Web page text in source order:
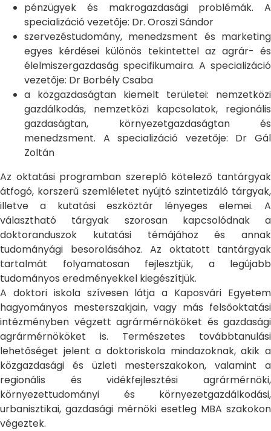
pénzügyek és makrogazdasági problémák. A
specializáció vezetője: Dr. Oroszi Sándor
szervezéstudomány, menedzsment és marketing
egyes kérdései különös tekintettel az agrár- és
élelmiszergazdaság specifikumaira. A specializáció
vezetője: Dr Borbély Csaba
a közgazdaságtan kiemelt területei: nemzetközi
gazdálkodás, nemzetközi kapcsolatok, regionális
gazdaságtan, környezetgazdaságtan és
menedzsment. A specializáció vezetője: Dr Gál
Zoltán
Az oktatási programban szereplő kötelező tantárgyak
átfogó, korszerű szemléletet nyújtó szintetizáló tárgyak,
illetve a kutatási eszköztár lényeges elemei. A
választható tárgyak szorosan kapcsolódnak a
doktoranduszok kutatási témájához és annak
tudományági besorolásához. Az oktatott tantárgyak
tartalmát folyamatosan fejlesztjük, a legújabb
tudományos eredményekkel kiegészítjük.
A doktori iskola szívesen látja a Kaposvári Egyetem
hagyományos mesterszakjain, vagy más felsőoktatási
intézményben végzett agrármérnököket és gazdasági
agrármérnököket is. Természetes továbbtanulási
lehetőséget jelent a doktoriskola mindazoknak, akik a
közgazdasági és üzleti mesterszakokon, valamint a
regionális és vidékfejlesztési agrármérnöki,
környezettudományi és környezetgazdálkodási,
urbanisztikai, gazdasági mérnöki esetleg MBA szakokon
végeztek.